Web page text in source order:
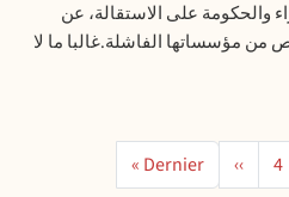
والحكومة على الاستقالة، عن
مؤسساتها الفاشلة.غالبا ما لا
الصفحة
4 الصفحة التالية
›› الصفحة الأخيرة
Dernier »